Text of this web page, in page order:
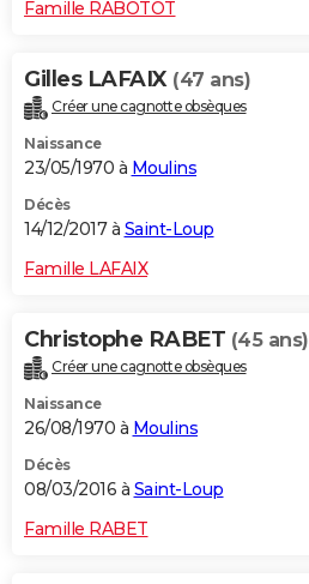
Famille RABOTOT
Gilles LAFAIX (47 ans)
Créer une cagnotte obsèques
Naissance
23/05/1970 à Moulins
Décès
14/12/2017 à Saint-Loup
Famille LAFAIX
Christophe RABET (45 ans)
Créer une cagnotte obsèques
Naissance
26/08/1970 à Moulins
Décès
08/03/2016 à Saint-Loup
Famille RABET